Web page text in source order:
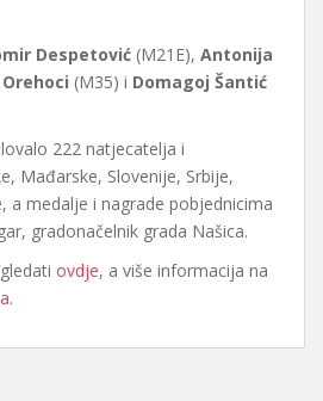
Despetović (M21E), Antonija
(M35) i Domagoj Šantić
222 natjecatelja i
Mađarske, Slovenije, Srbije,
a medalje i nagrade pobjednicima
gradonačelnik grada Našica.
ovdje, a više informacija na
.